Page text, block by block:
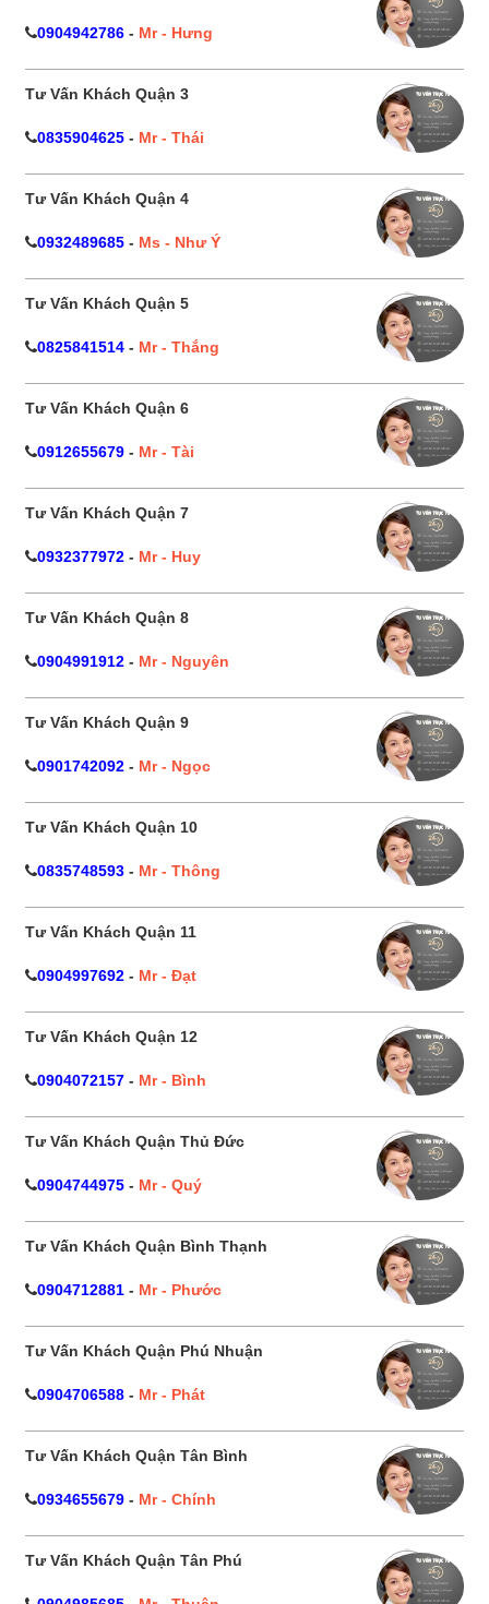
0904942786 - Mr - Hưng
Tư Vấn Khách Quận 3
0835904625 - Mr - Thái
Tư Vấn Khách Quận 4
0932489685 - Ms - Như Ý
Tư Vấn Khách Quận 5
0825841514 - Mr - Thắng
Tư Vấn Khách Quận 6
0912655679 - Mr - Tài
Tư Vấn Khách Quận 7
0932377972 - Mr - Huy
Tư Vấn Khách Quận 8
0904991912 - Mr - Nguyên
Tư Vấn Khách Quận 9
0901742092 - Mr - Ngọc
Tư Vấn Khách Quận 10
0835748593 - Mr - Thông
Tư Vấn Khách Quận 11
0904997692 - Mr - Đạt
Tư Vấn Khách Quận 12
0904072157 - Mr - Bình
Tư Vấn Khách Quận Thủ Đức
0904744975 - Mr - Quý
Tư Vấn Khách Quận Bình Thạnh
0904712881 - Mr - Phước
Tư Vấn Khách Quận Phú Nhuận
0904706588 - Mr - Phát
Tư Vấn Khách Quận Tân Bình
0934655679 - Mr - Chính
Tư Vấn Khách Quận Tân Phú